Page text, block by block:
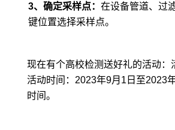
3、确定采样点：在设备管道、过
键位置选择采样点。
现在有个高校检测送好礼的活动：
活动时间：2023年9月1日至2023
时间。